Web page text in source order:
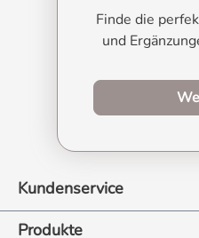
Finde die
und
Kundenservice
Produkte